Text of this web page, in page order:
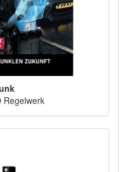
Regelwerk